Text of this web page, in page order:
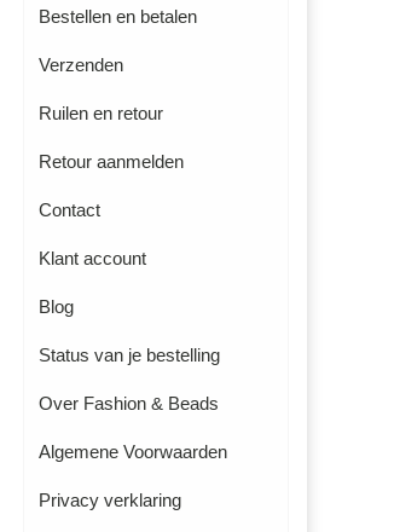
Bestellen en betalen
Verzenden
Ruilen en retour
Retour aanmelden
Contact
Klant account
Blog
Status van je bestelling
Over Fashion & Beads
Algemene Voorwaarden
Privacy verklaring